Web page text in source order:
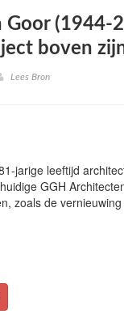
Goor (1944-
boven
Lees Bron
jarige leeftijd
GGH
zoals de